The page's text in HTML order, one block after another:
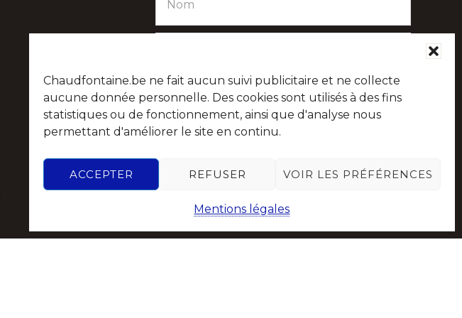
Chaudfontaine.be ne fait aucun suivi publicitaire et ne collecte
aucune donnée personnelle. Des cookies sont utilisés à des fins
statistiques ou de fonctionnement, ainsi que d'analyse nous
permettant d'améliorer le site en continu.
ACCEPTER REFUSER VOIR LES PRÉFÉRENCES
Mentions légales